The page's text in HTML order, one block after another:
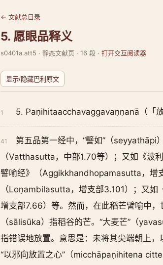
← 文献总目录
5. 愿眼品释义
s0401a.att5 · 静态文献页 · 16 段 · 打开交互阅读器
显示/隐藏巴利原文
1 5. Paṇihitaacchavaggavaṇṇanā（「放
41
第五品第一经中，“譬如”（seyyathāpi
（Vatthasutta，中部1.70等）；又如《
譬喻经》（Aggikkhandhopamasutta，增
（Loṇambilasutta，增支部3.101）；又
增支部7.66）等。然而，在此稻芒譬喻中
（sālisūka）指稻谷的芒。“大麦芒”（
指错误地放置。意思是：未将其尖端朝上
“以邪向放置之心”（micchāpaṇihitena